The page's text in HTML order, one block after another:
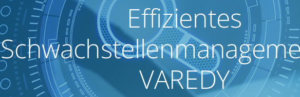
Effizientes
VAREDY